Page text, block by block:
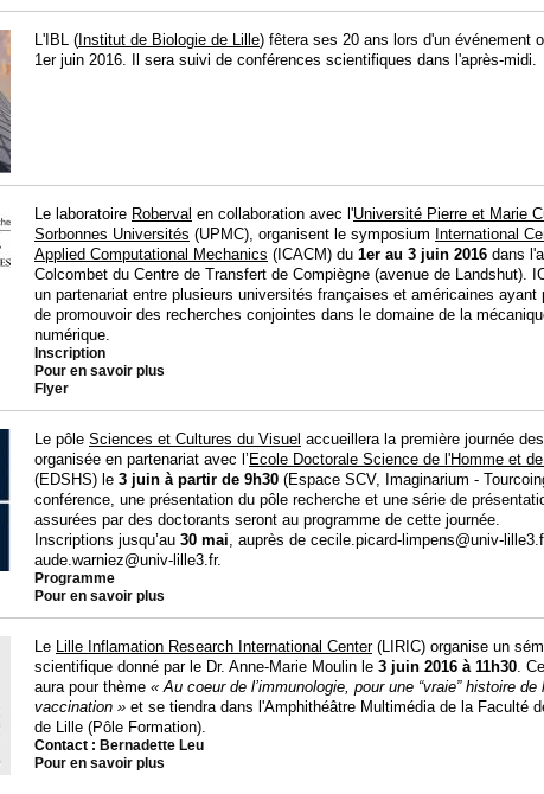
L'IBL ( Institut de Biologie de Lille) fêtera ses 20 ans lors d'un événement
1er juin 2016. Il sera suivi de conférences scientifiques dans l'après-midi.
Le laboratoire Roberval en collaboration avec l'Université Pierre et Marie
Sorbonnes Universités (UPMC), organisent le symposium International
Applied Computational Mechanics (ICACM) du 1er au 3 juin 2016 dans
Colcombet du Centre de Transfert de Compiègne (avenue de Landshut).
un partenariat entre plusieurs universités françaises et américaines ayant
de promouvoir des recherches conjointes dans le domaine de la
numérique.
Inscription
Pour en savoir plus
Flyer
Le pôle Sciences et Cultures du Visuel accueillera la première journée
organisée en partenariat avec l’ Ecole Doctorale Science de l'Homme et
(EDSHS) le 3 juin à partir de 9h30 (Espace SCV, Imaginarium -
conférence, une présentation du pôle recherche et une série de
assurées par des doctorants seront au programme de cette journée.
Inscriptions jusqu’au 30 mai , auprès de cecile.picard-­limpens@univ-­
aude.warniez@univ-­lille3.fr.
Programme
Pour en savoir plus
Le Lille Inflamation Research International Center(LIRIC) organise un
scientifique donné par le Dr. Anne-Marie Moulin le 3 juin 2016 à 11h30 .
aura pour thème « Au coeur de l’immunologie, pour une “vraie” histoire de
vaccination » et se tiendra dans l'Amphithéâtre Multimédia de la Faculté
de Lille (Pôle Formation).
Contact : Bernadette Leu
Pour en savoir plus